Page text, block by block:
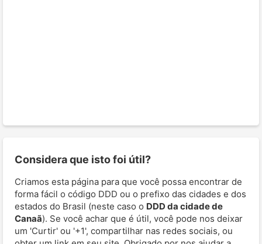
Considera que isto foi útil?
Criamos esta página para que você possa encontrar de
forma fácil o código DDD ou o prefixo das cidades e dos
estados do Brasil (neste caso o DDD da cidade de
Canaã). Se você achar que é útil, você pode nos deixar
um 'Curtir' ou '+1', compartilhar nas redes sociais, ou